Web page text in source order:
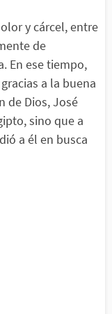
y cárcel, entre
de
En ese tiempo,
a la buena
de Dios, José
sino que a
a él en busca